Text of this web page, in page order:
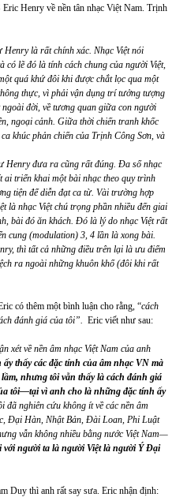
Henry về nền tân nhạc Việt Nam. Trịnh
Henry là rất chính xác. Nhạc Việt nói
có lẽ đó là tính cách chung của người Việt,
quá khứ đôi khi được chắt lọc qua một
thực, vì phải vận dụng trí tưởng tượng
đời, về tương quan giữa con người
ngoại cảnh. Giữa thời chiến tranh khốc
ca khúc phản chiến của Trịnh Công Sơn, và
Henry đưa ra cũng rất đúng. Đa số nhạc
ai triển khai một bài nhạc theo quy trình
ng tiện để diễn đạt ca từ. Vài trường hợp
là nhạc Việt chú trọng phần nhiều đến giai
bài đó ăn khách. Đó là lý do nhạc Việt rất
cung (modulation) 3, 4 lần là xong bài.
thì tất cả những điều trên lại là ưu điểm
ra ngoài những khuôn khổ (đôi khi rất
có thêm một bình luận cho rằng, “cách
đánh giá của tôi”. Eric viết như sau:
xét về nền âm nhạc Việt Nam của anh
ấy thấy các đặc tính của âm nhạc VN mà
nhưng tôi vẫn thấy là cách đánh giá
tôi—tại vì anh cho là những đặc tính ấy
đã nghiên cứu không ít về các nền âm
Đại Hàn, Nhật Bản, Đài Loan, Phi Luật
vẫn không nhiều bằng nước Việt Nam—
với người ta là người Việt là người Ý Đại
Duy thì anh rất say sưa. Eric nhận định: